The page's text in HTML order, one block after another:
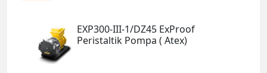
EXP300-III-1/DZ45 ExProof
Peristaltik Pompa ( Atex)